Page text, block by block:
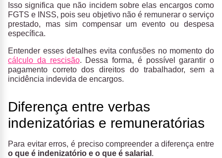
Isso significa que não incidem sobre elas encargos como
FGTS e INSS, pois seu objetivo não é remunerar o serviço
prestado, mas sim compensar um evento ou despesa
específica.
Entender esses detalhes evita confusões no momento do
cálculo da rescisão. Dessa forma, é possível garantir o
pagamento correto dos direitos do trabalhador, sem a
incidência indevida de encargos.
Diferença entre verbas
indenizatórias e remuneratórias
Para evitar erros, é preciso compreender a diferença entre
o que é indenizatório e o que é salarial .